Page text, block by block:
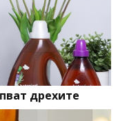
дрехите